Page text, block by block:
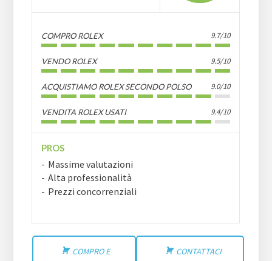
COMPRO ROLEX 9.7/10
VENDO ROLEX 9.5/10
ACQUISTIAMO ROLEX SECONDO POLSO 9.0/10
VENDITA ROLEX USATI 9.4/10
PROS
Massime valutazioni
Alta professionalità
Prezzi concorrenziali
COMPRO E
CONTATTACI